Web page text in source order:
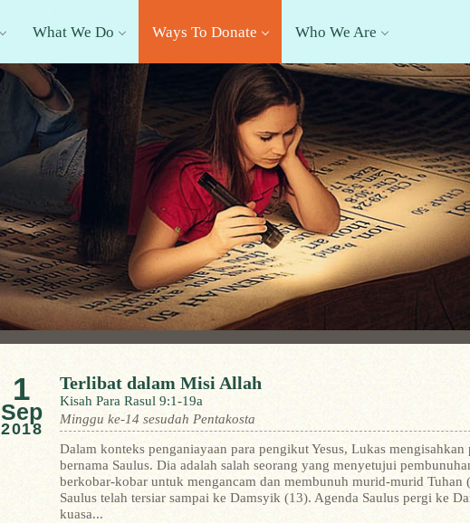
What We Do Ways To Donate Who We Are
1
Sep
2018
Terlibat dalam Misi Allah
Kisah Para Rasul 9:1-19a
Minggu ke-14 sesudah Pentakosta
Dalam konteks penganiayaan para pengikut Yesus, Lukas
bernama Saulus. Dia adalah salah seorang yang menyetujui
berkobar-kobar untuk mengancam dan membunuh murid-murid Tuhan
Saulus telah tersiar sampai ke Damsyik (13). Agenda Saulus pergi ke
kuasa...